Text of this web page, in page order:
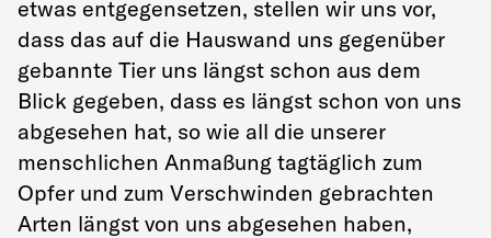
etwas entgegensetzen, stellen wir uns vor,
dass das auf die Hauswand uns gegenüber
gebannte Tier uns längst schon aus dem
Blick gegeben, dass es längst schon von uns
abgesehen hat, so wie all die unserer
menschlichen Anmaßung tagtäglich zum
Opfer und zum Verschwinden gebrachten
Arten längst von uns abgesehen haben,